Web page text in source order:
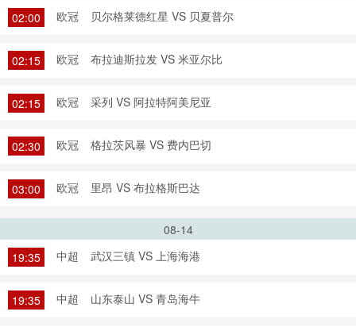
02:00 欧冠 贝尔格莱德红星 VS 贝夏普尔
02:15 欧冠 布拉迪斯拉发 VS 米亚尔比
02:15 欧冠 采列 VS 阿拉特阿美尼亚
02:30 欧冠 格拉茨风暴 VS 费内巴切
03:00 欧冠 里昂 VS 布拉格斯巴达
08-14
19:35
中超 武汉三镇 VS 上海海港
19:35 中超 山东泰山 VS 青岛海牛